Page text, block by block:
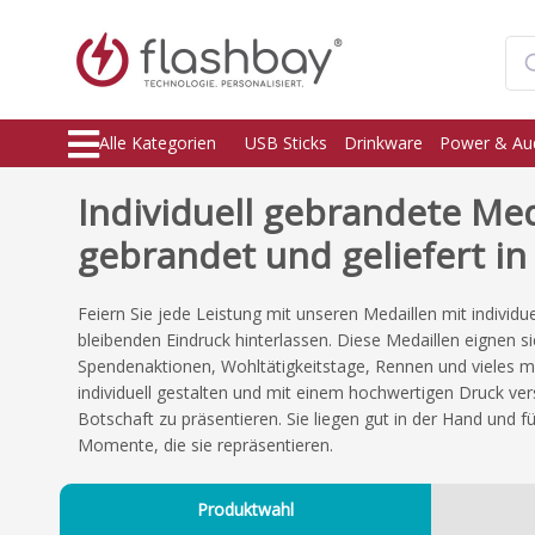
Alle Kategorien USB Sticks Drinkware Power &
Individuell gebrandete
gebrandet und geliefert in
Feiern Sie jede Leistung mit unseren Medaillen mit
bleibenden Eindruck hinterlassen. Diese Medaillen eignen
Spendenaktionen, Wohltätigkeitstage, Rennen und vieles
individuell gestalten und mit einem hochwertigen Druck
Botschaft zu präsentieren. Sie liegen gut in der Hand und
Momente, die sie repräsentieren.
Produktwahl